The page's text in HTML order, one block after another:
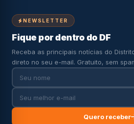
NEWSLETTER
Fique por dentro do DF
Receba as principais notícias do
direto no seu e-mail. Gratuito, sem
Quero receber